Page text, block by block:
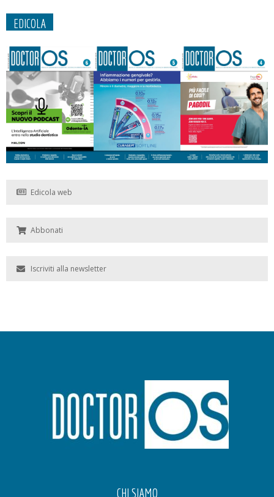
EDICOLA
Edicola web
Abbonati
Iscriviti alla newsletter
CHI SIAMO